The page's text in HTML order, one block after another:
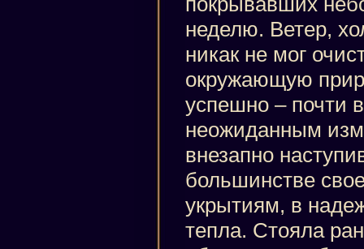
неделю. Ветер,
никак не мог
окружающую
успешно – почти
неожиданным
внезапно
большинстве
укрытиям, в
тепла. Стояла